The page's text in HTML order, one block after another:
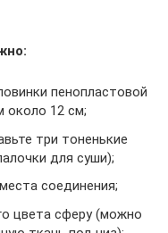
пенопластовой
около 12 см;
три тоненькие
для суши);
соединения;
цвета сферу (можно